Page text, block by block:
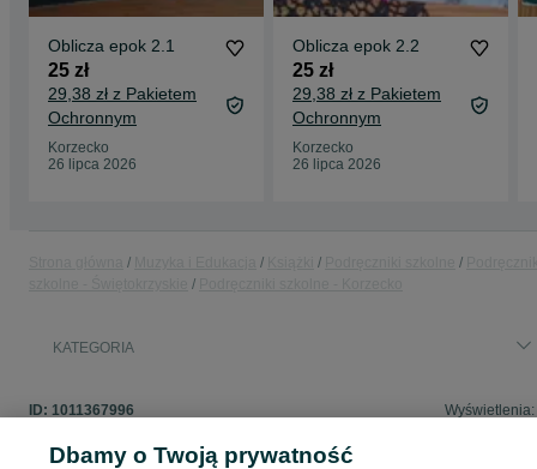
Oblicza epok 2.1
25 zł
29,38 zł z Pakietem
Ochronnym
Korzecko
26 lipca 2026
Oblicza epok 2.2
25 zł
29,38 zł z Pakietem
Ochronnym
Korzecko
26 lipca 2026
KATEGORIA
ID: 1011367996 Wyświetlenia:
Dbamy o Twoją prywatność